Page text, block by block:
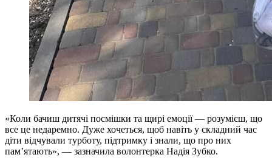
«Коли бачиш дитячі посмішки та щирі емоції — розумієш, що
все це недаремно. Дуже хочеться, щоб навіть у складний час
діти відчували турботу, підтримку і знали, що про них
пам’ятають», — зазначила волонтерка Надія Зубко.